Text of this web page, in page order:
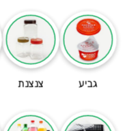
גביע צנצנת